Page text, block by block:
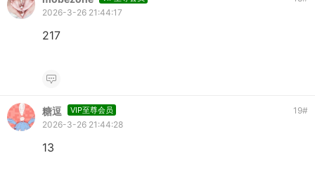
2026-3-26 21:44:17
217
糖逗 VIP至尊会员 19#
2026-3-26 21:44:28
13